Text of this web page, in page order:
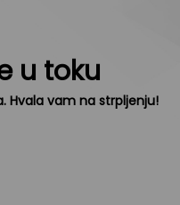
u toku
Hvala vam na strpljenju!